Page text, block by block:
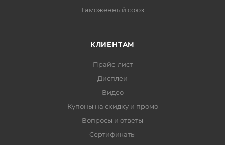
Таможенный союз
КЛИЕНТАМ
Прайс-лист
Дисплеи
Видео
Купоны на скидку и промо
Вопросы и ответы
Сертификаты